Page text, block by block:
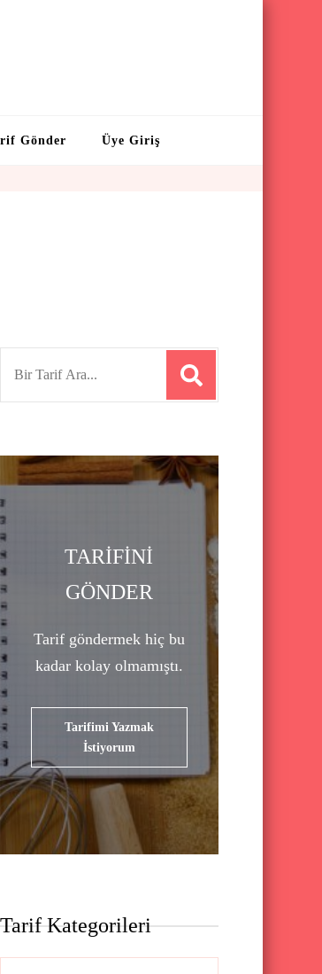
Gönder Üye Giriş
f
o
r
:
TARİFİNİ
GÖNDER
Tarif göndermek hiç bu
kadar kolay olmamıştı.
Tarifimi Yazmak
İstiyorum
Tarif Kategorileri